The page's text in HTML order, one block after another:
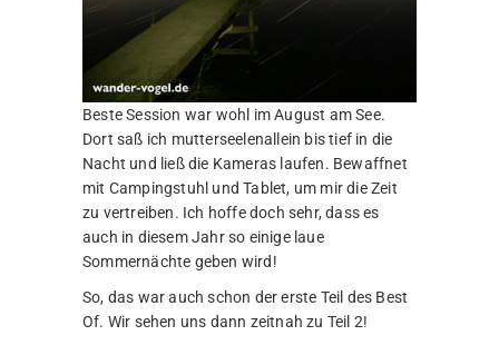
Beste Session war wohl im August am See.
Dort saß ich mutterseelenallein bis tief in die
Nacht und ließ die Kameras laufen. Bewaffnet
mit Campingstuhl und Tablet, um mir die Zeit
zu vertreiben. Ich hoffe doch sehr, dass es
auch in diesem Jahr so einige laue
Sommernächte geben wird!
So, das war auch schon der erste Teil des Best
Of. Wir sehen uns dann zeitnah zu Teil 2!